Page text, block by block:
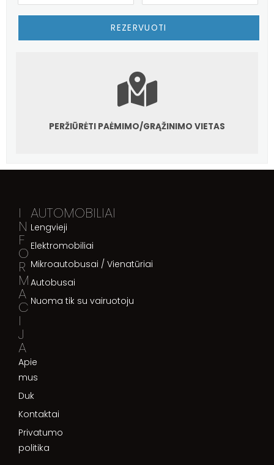
PERŽIŪRĖTI PAĖMIMO/GRĄŽINIMO VIETAS
I
N
F
O
R
M
A
C
I
J
A
Apie
mus
Duk
Kontaktai
Privatumo
politika
AUTOMOBILIAI
Lengvieji
Elektromobiliai
Mikroautobusai / Vienatūriai
Autobusai
Nuoma tik su vairuotoju